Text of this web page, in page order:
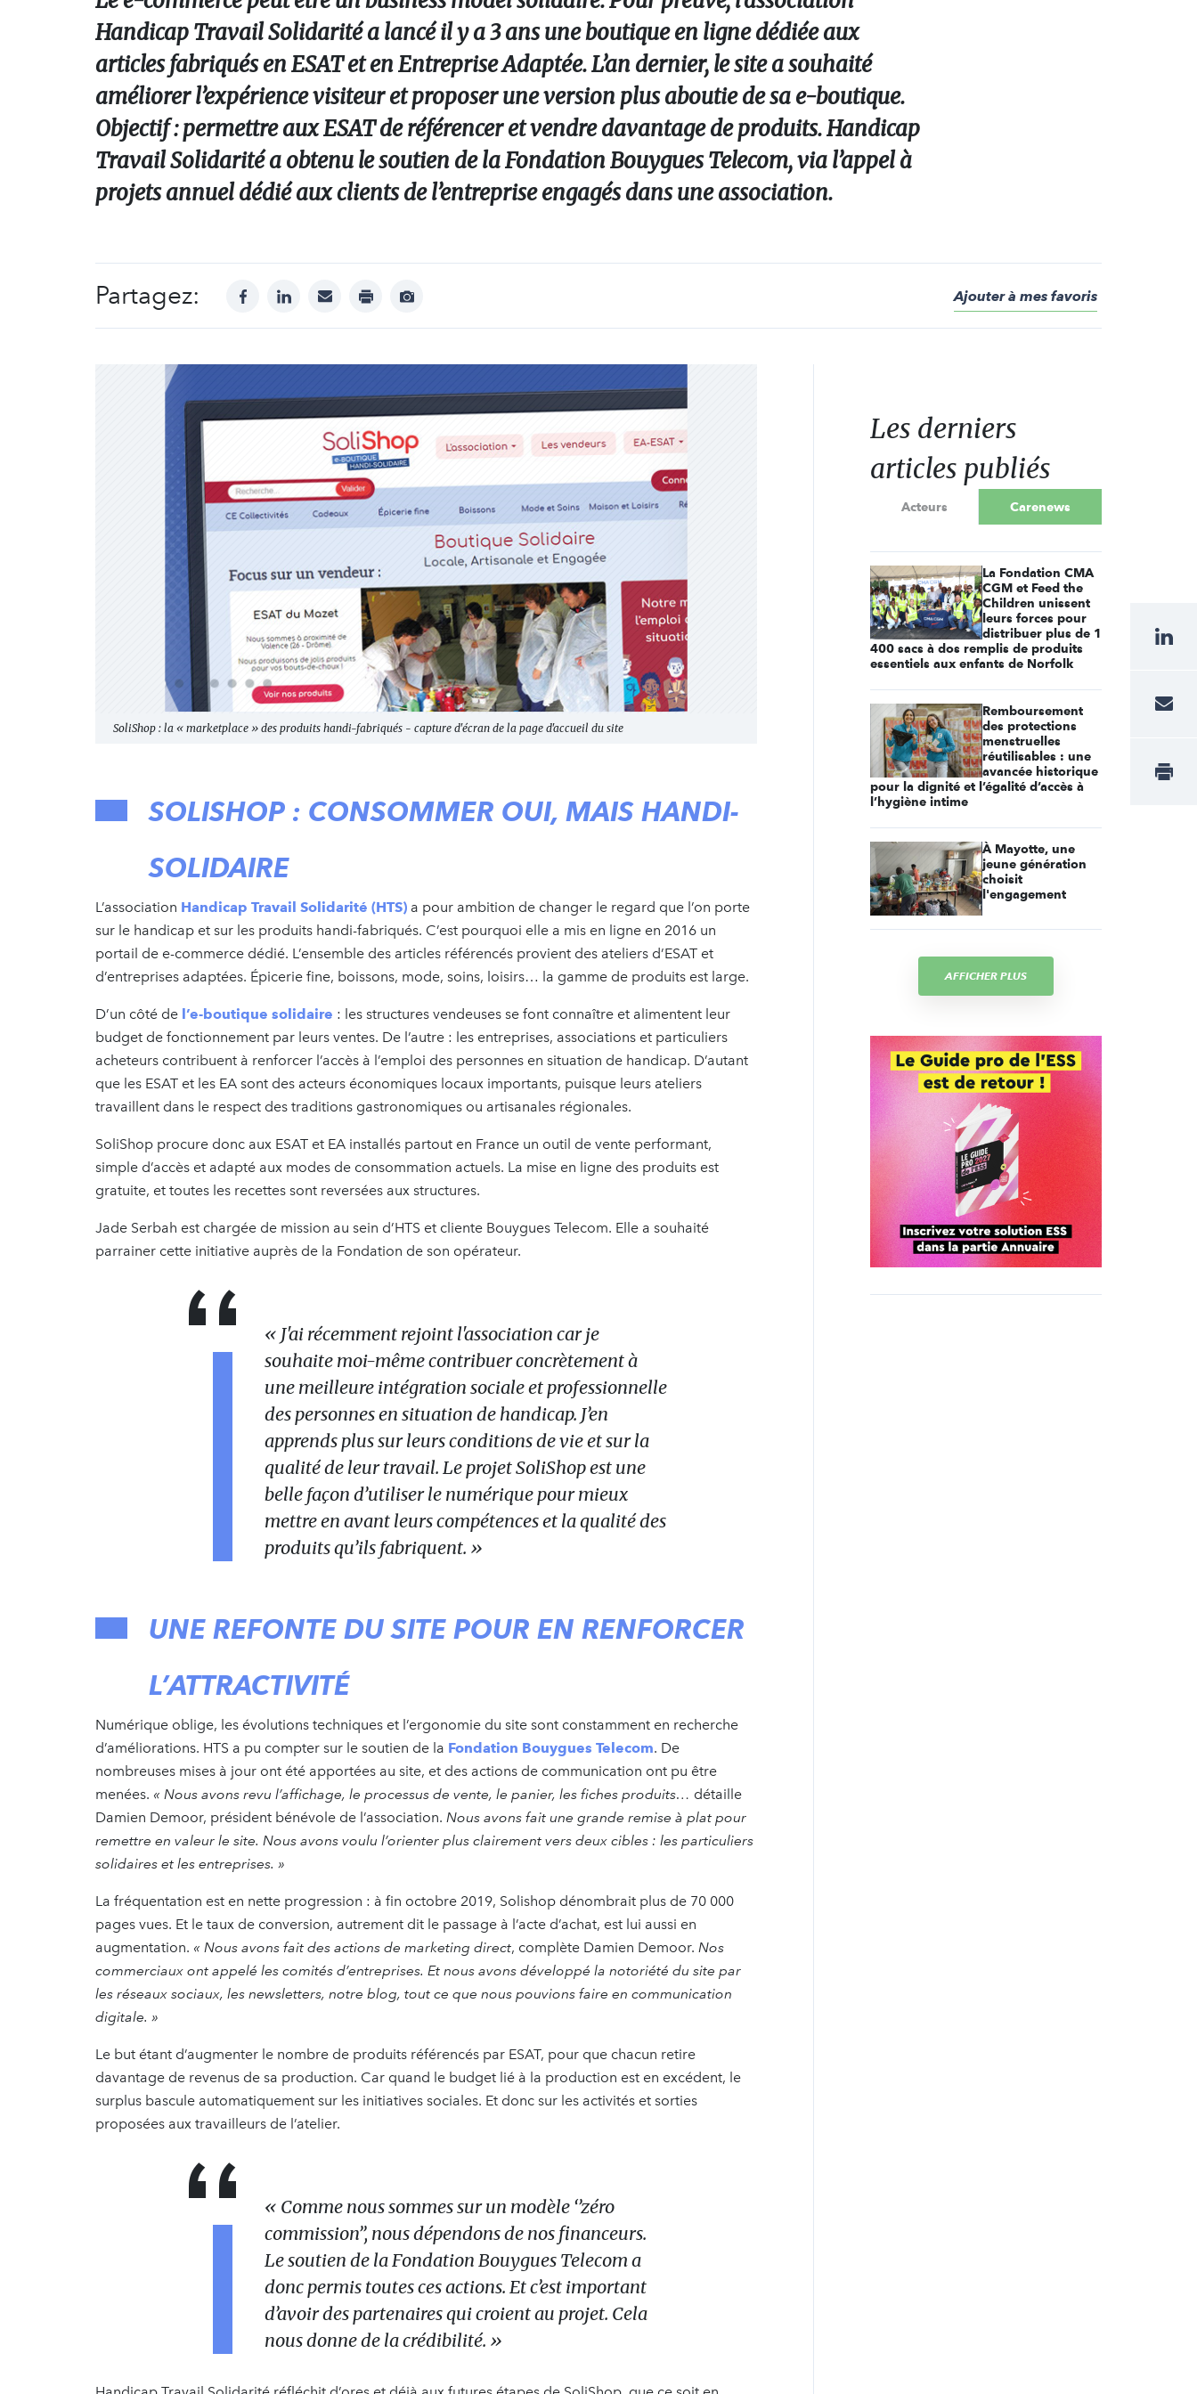
Handicap Travail Solidarité a lancé il y a 3 ans une boutique en ligne dédiée aux
articles fabriqués en ESAT et en Entreprise Adaptée. L’an dernier, le site a souhaité
améliorer l’expérience visiteur et proposer une version plus aboutie de sa e-boutique.
Objectif : permettre aux ESAT de référencer et vendre davantage de produits. Handicap
Travail Solidarité a obtenu le soutien de la Fondation Bouygues Telecom, via l’appel à
projets annuel dédié aux clients de l’entreprise engagés dans une association.
Partagez: facebooklinkedinmail print
Afficher
Ajouter à mes favoris
SoliShop : la « marketplace » des produits handi-fabriqués - capture d'écran de la page d'accueil du site
SOLISHOP : CONSOMMER OUI, MAIS HANDI-
SOLIDAIRE
L’association Handicap Travail Solidarité (HTS) a pour ambition de changer le regard que l’on porte
sur le handicap et sur les produits handi-fabriqués. C’est pourquoi elle a mis en ligne en 2016 un
portail de e-commerce dédié. L’ensemble des articles référencés provient des ateliers d’ESAT et
d’entreprises adaptées. Épicerie fine, boissons, mode, soins, loisirs… la gamme de produits est large.
D’un côté de l’e-boutique solidaire : les structures vendeuses se font connaître et alimentent leur
budget de fonctionnement par leurs ventes. De l’autre : les entreprises, associations et particuliers
acheteurs contribuent à renforcer l’accès à l’emploi des personnes en situation de handicap. D’autant
que les ESAT et les EA sont des acteurs économiques locaux importants, puisque leurs ateliers
travaillent dans le respect des traditions gastronomiques ou artisanales régionales.
SoliShop procure donc aux ESAT et EA installés partout en France un outil de vente performant,
simple d’accès et adapté aux modes de consommation actuels. La mise en ligne des produits est
gratuite, et toutes les recettes sont reversées aux structures.
Jade Serbah est chargée de mission au sein d’HTS et cliente Bouygues Telecom. Elle a souhaité
parrainer cette initiative auprès de la Fondation de son opérateur.
« J'ai récemment rejoint l'association car je
souhaite moi-même contribuer concrètement à
une meilleure intégration sociale et professionnelle
des personnes en situation de handicap. J’en
apprends plus sur leurs conditions de vie et sur la
qualité de leur travail. Le projet SoliShop est une
belle façon d’utiliser le numérique pour mieux
mettre en avant leurs compétences et la qualité des
produits qu’ils fabriquent. »
UNE REFONTE DU SITE POUR EN RENFORCER
L’ATTRACTIVITÉ
Numérique oblige, les évolutions techniques et l’ergonomie du site sont constamment en recherche
d’améliorations. HTS a pu compter sur le soutien de la Fondation Bouygues Telecom. De
nombreuses mises à jour ont été apportées au site, et des actions de communication ont pu être
menées. « Nous avons revu l’affichage, le processus de vente, le panier, les fiches produits… détaille
Damien Demoor, président bénévole de l’association. Nous avons fait une grande remise à plat pour
remettre en valeur le site. Nous avons voulu l’orienter plus clairement vers deux cibles : les particuliers
solidaires et les entreprises. »
La fréquentation est en nette progression : à fin octobre 2019, Solishop dénombrait plus de 70 000
pages vues. Et le taux de conversion, autrement dit le passage à l’acte d’achat, est lui aussi en
augmentation. « Nous avons fait des actions de marketing direct, complète Damien Demoor. Nos
commerciaux ont appelé les comités d’entreprises. Et nous avons développé la notoriété du site par
les réseaux sociaux, les newsletters, notre blog, tout ce que nous pouvions faire en communication
digitale. »
Le but étant d’augmenter le nombre de produits référencés par ESAT, pour que chacun retire
davantage de revenus de sa production. Car quand le budget lié à la production est en excédent, le
surplus bascule automatiquement sur les initiatives sociales. Et donc sur les activités et sorties
proposées aux travailleurs de l’atelier.
« Comme nous sommes sur un modèle ‘’zéro
commission’’, nous dépendons de nos financeurs.
Le soutien de la Fondation Bouygues Telecom a
donc permis toutes ces actions. Et c’est important
d’avoir des partenaires qui croient au projet. Cela
nous donne de la crédibilité. »
Les derniers
articles publiés
Acteurs Carenews
La Fondation CMA
CGM et Feed the
Children unissent
leurs forces pour
distribuer plus de 1
400 sacs à dos remplis de produits
essentiels aux enfants de Norfolk
Remboursement
des protections
menstruelles
réutilisables : une
avancée historique
pour la dignité et l’égalité d’accès à
l’hygiène intime
À Mayotte, une
jeune génération
choisit
l'engagement
AFFICHER PLUS